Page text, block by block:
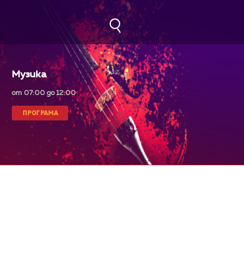
Музика
от 07:00 до 12:00
ПРОГРАМА